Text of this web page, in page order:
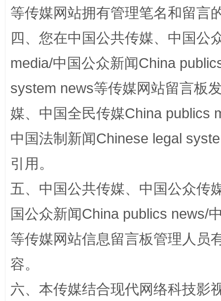
阿坝州三大球赛在茂县开幕 规模
国家大学科技园优化重塑工作
等传媒网站拥有管理笔名和留言
四、您在中国公共传媒、中国公
media/中国公众新闻China
system news等传媒网站留言板
媒、中国全民传媒China publics
中国法制新闻Chinese legal
引用。
五、中国公共传媒、中国公众传
国公众新闻China publics news/
等传媒网站信息留言板管理人员
容。
六、本传媒结合现代网络科技影